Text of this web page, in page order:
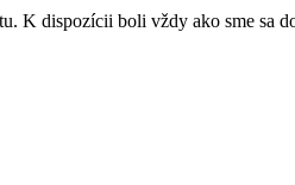
K dispozícii boli vždy ako sme sa